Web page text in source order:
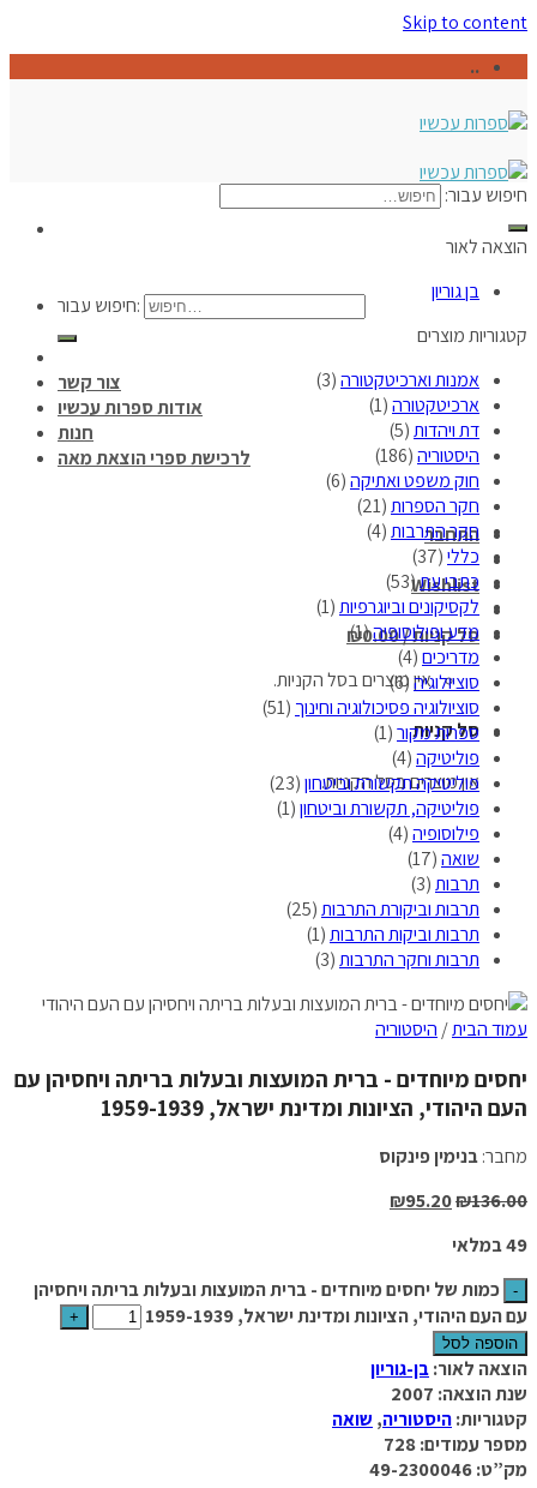
Skip to content
..
חיפוש עבור:
צור קשר
אודות ספרות עכשיו
חנות
לרכישת ספרי הוצאת מאה
התחבר
Wishlist
סל קניות /
₪0.00
אין מוצרים בסל הקניות.
סל קניות
אין מוצרים בסל הקניות.
חיפוש עבור:
הוצאה לאור
בן גוריון
קטגוריות מוצרים
אמנות וארכיטקטורה(3)
ארכיטקטורה(1)
דת ויהדות(5)
היסטוריה(186)
חוק משפט ואתיקה(6)
חקר הספרות(21)
חקר התרבות(4)
כללי(37)
כתבי עת(53)
לקסיקונים וביוגרפיות(1)
מדע ופילוסופיה(1)
מדריכים(4)
סוציולוגיה(6)
סוציולוגיה פסיכולוגיה וחינוך (51)
ספרות מקור(1)
פוליטיקה(4)
פוליטיקה תקשורת וביטחון(23)
פוליטיקה, תקשורת וביטחון(1)
פילוסופיה(4)
שואה(17)
תרבות(3)
תרבות וביקורת התרבות(25)
תרבות וביקות התרבות(1)
תרבות וחקר התרבות(3)
עמוד הבית/ היסטוריה
יחסים מיוחדים - ברית המועצות ובעלות בריתה ויחסיהן עם
העם היהודי, הציונות ומדינת ישראל, 1959-1939
מחבר:בנימין פינקוס
₪136.00
₪95.20
49 במלאי
כמות של יחסים מיוחדים - ברית המועצות ובעלות בריתה ויחסיהן
עם העם היהודי, הציונות ומדינת ישראל, 1959-1939
הוספה לסל
הוצאה לאור:בן-גוריון
שנת הוצאה: 2007
קטגוריות:היסטוריה, שואה
מספר עמודים: 728
מק”ט: 49-2300046